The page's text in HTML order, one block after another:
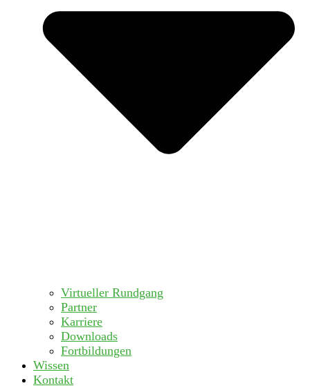
Virtueller Rundgang
Partner
Karriere
Downloads
Fortbildungen
Wissen
Kontakt